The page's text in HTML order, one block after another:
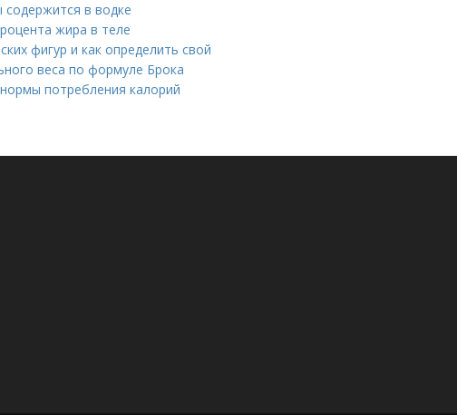
в водке
жира в теле
фигур и как определить свой
веса по формуле Брока
потребления калорий